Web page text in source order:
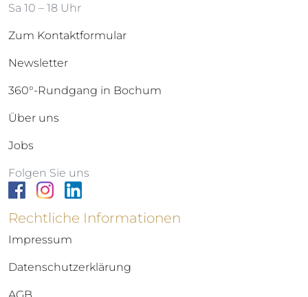
Sa 10 – 18 Uhr
Zum Kontaktformular
Newsletter
360°-Rundgang in Bochum
Über uns
Jobs
Folgen Sie uns
Rechtliche Informationen
Impressum
Datenschutzerklärung